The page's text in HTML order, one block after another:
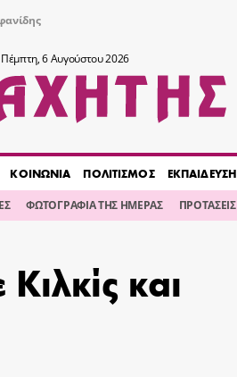
Πέμπτη, 6 Αυγούστου 2026
ΚΟΙΝΩΝΙΑ ΠΟΛΙΤΙΣΜΟΣ ΕΚΠΑΙΔΕΥΣΗ
ΦΩΤΟΓΡΑΦΙΑ ΤΗΣ ΗΜΕΡΑΣ ΠΡΟΤΑΣΕΙΣ
και